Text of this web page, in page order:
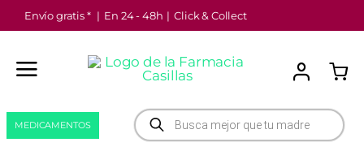
Saltar
al
contenido
Envío gratis * | En 24 - 48h | Click & Collect
Búsqueda
de
productos
MEDICAMENTOS